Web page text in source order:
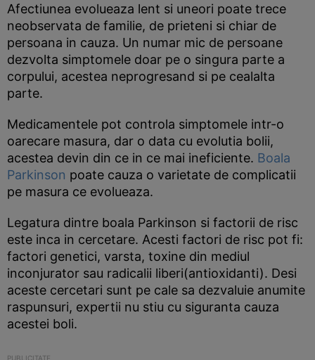
Afectiunea evolueaza lent si uneori poate trece
neobservata de familie, de prieteni si chiar de
persoana in cauza. Un numar mic de persoane
dezvolta simptomele doar pe o singura parte a
corpului, acestea neprogresand si pe cealalta
parte.
Medicamentele pot controla simptomele intr-o
oarecare masura, dar o data cu evolutia bolii,
acestea devin din ce in ce mai ineficiente. Boala
Parkinson poate cauza o varietate de complicatii
pe masura ce evolueaza.
Legatura dintre boala Parkinson si factorii de risc
este inca in cercetare. Acesti factori de risc pot fi:
factori genetici, varsta, toxine din mediul
inconjurator sau radicalii liberi(antioxidanti). Desi
aceste cercetari sunt pe cale sa dezvaluie anumite
raspunsuri, expertii nu stiu cu siguranta cauza
acestei boli.